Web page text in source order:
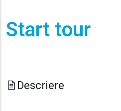
Start tour
Descriere